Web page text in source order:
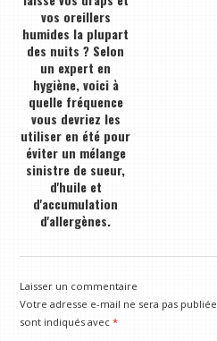
vos oreillers
humides la plupart
des nuits ? Selon
un expert en
hygiène, voici à
quelle fréquence
vous devriez les
utiliser en été pour
éviter un mélange
sinistre de sueur,
d'huile et
d'accumulation
d'allergènes.
Laisser un commentaire
Votre adresse e-mail ne sera pas publiée.
sont indiqués avec*